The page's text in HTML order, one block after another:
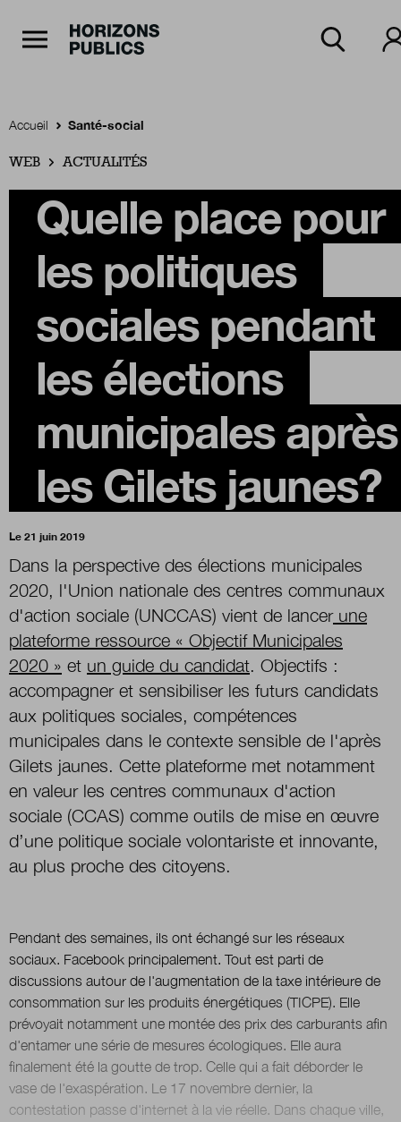
Accueil
Rubriques
Numéros
Boutique
Qui sommes-nous ?
Nous contacter
Newsletter
Renseignez votre email afin de suivre l'actualité de
la transformation publique.
Nous suivre sur Twitter
Accueil Santé-social
WEB ACTUALITÉS
Quelle place pour
les politiques
sociales pendant
les élections
municipales après
les Gilets jaunes?
Le 21 juin 2019
Dans la perspective des élections municipales
2020, l'Union nationale des centres communaux
d'action sociale (UNCCAS) vient de lancerune
plateforme ressource « Objectif Municipales
2020 » et un guide du candidat. Objectifs :
accompagner et sensibiliser les futurs candidats
aux politiques sociales, compétences
municipales dans le contexte sensible de l'après
Gilets jaunes. Cette plateforme met notamment
en valeur les centres communaux d'action
sociale (CCAS) comme outils de mise en œuvre
d’une politique sociale volontariste et innovante,
au plus proche des citoyens.
Pendant des semaines, ils ont échangé sur les réseaux
sociaux. Facebook principalement. Tout est parti de
discussions autour de l'augmentation de la taxe intérieure de
consommation sur les produits énergétiques (TICPE). Elle
prévoyait notamment une montée des prix des carburants afin
d'entamer une série de mesures écologiques. Elle aura
finalement été la goutte de trop. Celle qui a fait déborder le
vase de l'exaspération. Le 17 novembre dernier, la
contestation passe d'internet à la vie réelle. Dans chaque ville,